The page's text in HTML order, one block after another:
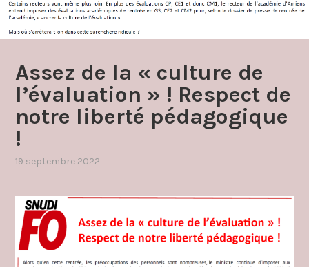
Assez de la « culture de
l’évaluation » ! Respect de
notre liberté pédagogique
!
19 septembre 2022
vie
professionnelle